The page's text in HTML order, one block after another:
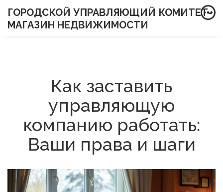
ГОРОДСКОЙ УПРАВЛЯЮЩИЙ КОМИТЕТ-
МАГАЗИН НЕДВИЖИМОСТИ
Как заставить
управляющую
компанию работать:
Ваши права и шаги